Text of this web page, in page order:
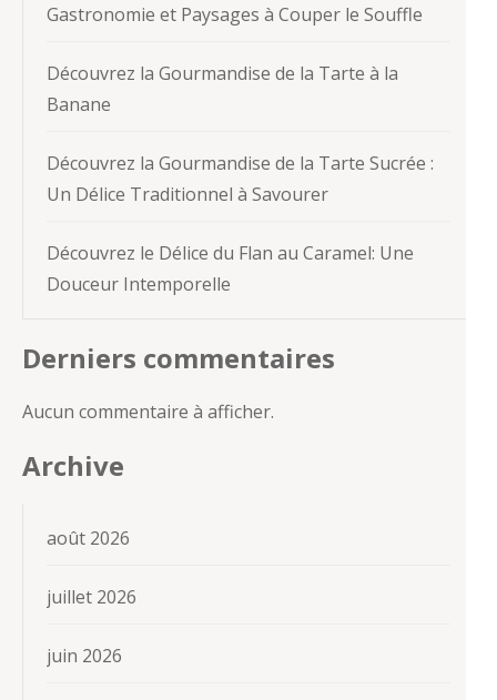
Gastronomie et Paysages à Couper le Souffle
Découvrez la Gourmandise de la Tarte à la
Banane
Découvrez la Gourmandise de la Tarte Sucrée :
Un Délice Traditionnel à Savourer
Découvrez le Délice du Flan au Caramel: Une
Douceur Intemporelle
Derniers commentaires
Aucun commentaire à afficher.
Archive
août 2026
juillet 2026
juin 2026